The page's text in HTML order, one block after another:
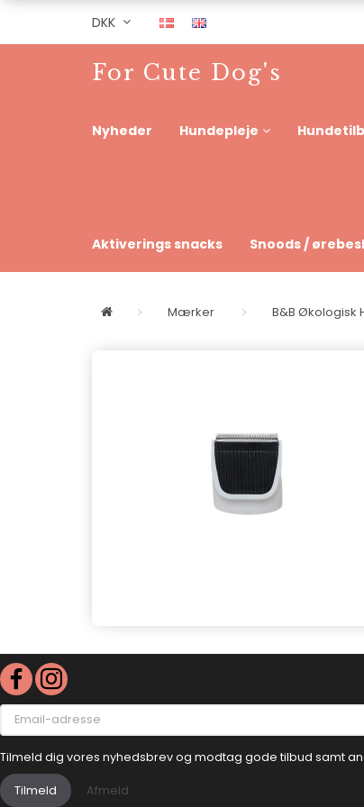
DKK
For Cute Dog's
Nyheder Hundepleje
Aktiverings snacks Snoods /
Mærker B&B Økologisk
Email-
adresse
Tilmeld dig vores nyhedsbrev og modtag gode tilbud samt
Tilmeld Afmeld